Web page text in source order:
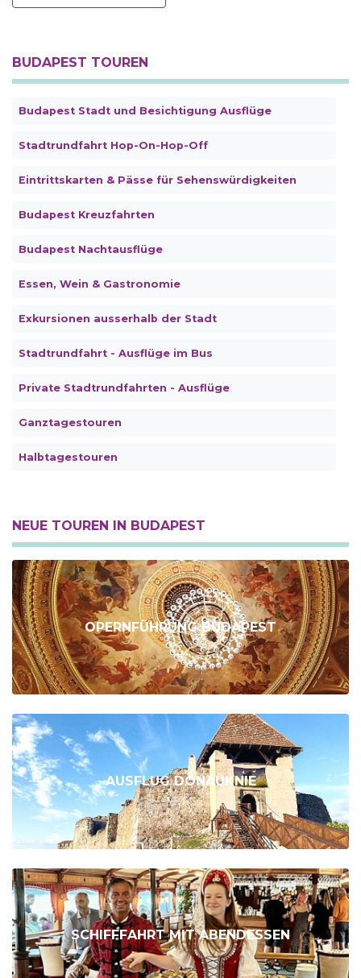
BUDAPEST TOUREN
Budapest Stadt und Besichtigung Ausflüge
Stadtrundfahrt Hop-On-Hop-Off
Eintrittskarten & Pässe für Sehenswürdigkeiten
Budapest Kreuzfahrten
Budapest Nachtausflüge
Essen, Wein & Gastronomie
Exkursionen ausserhalb der Stadt
Stadtrundfahrt - Ausflüge im Bus
Private Stadtrundfahrten - Ausflüge
Ganztagestouren
Halbtagestouren
NEUE TOUREN IN BUDAPEST
OPERNFÜHRUNG BUDAPEST
AUSFLUG DONAUKNIE
SCHIFFFAHRT MIT ABENDESSEN